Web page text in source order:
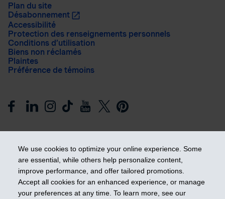
We use cookies to optimize your online experience. Some
are essential, while others help personalize content,
improve performance, and offer tailored promotions.
Accept all cookies for an enhanced experience, or manage
your preferences at any time. To learn more, see our
Plan du site
Désabonnement
Accessibilité
Protection des renseignements personnels
Conditions d’utilisation
Biens non réclamés
Plaintes
Préférence de témoins
Prendre les devants